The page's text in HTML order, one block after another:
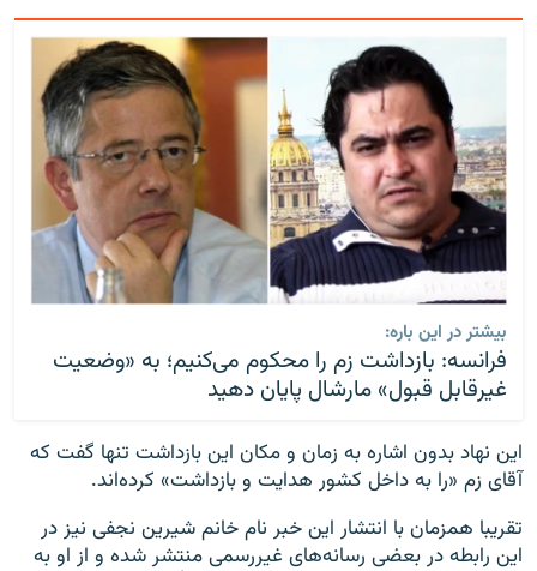
بیشتر در این باره:
فرانسه: بازداشت زم را محکوم می‌کنیم؛ به «وضعیت
غیرقابل قبول» مارشال پایان دهید
این نهاد بدون اشاره به زمان و مکان این بازداشت تنها گفت که
آقای زم «را به داخل کشور هدایت و بازداشت» کرده‌اند.
تقریبا همزمان با انتشار این خبر نام خانم شیرین نجفی نیز در
این رابطه در بعضی رسانه‌های غیررسمی منتشر شده و از او به